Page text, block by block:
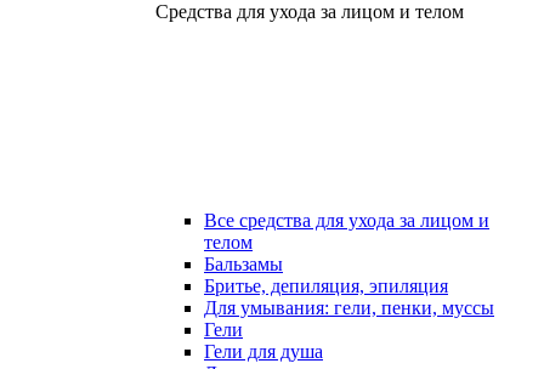
Средства для ухода за лицом и телом
Все средства для ухода за лицом и
телом
Бальзамы
Бритье, депиляция, эпиляция
Для умывания: гели, пенки, муссы
Гели
Гели для душа